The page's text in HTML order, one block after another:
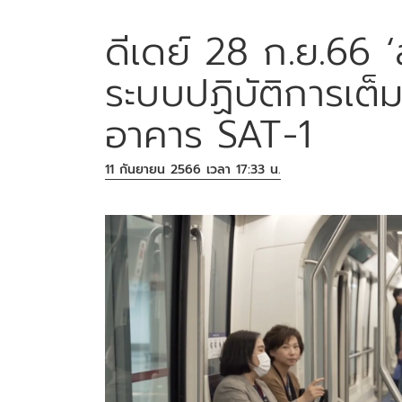
ดีเดย์ 28 ก.ย.66
ระบบปฏิบัติการเต็
อาคาร SAT-1
11 กันยายน 2566 เวลา 17:33 น.